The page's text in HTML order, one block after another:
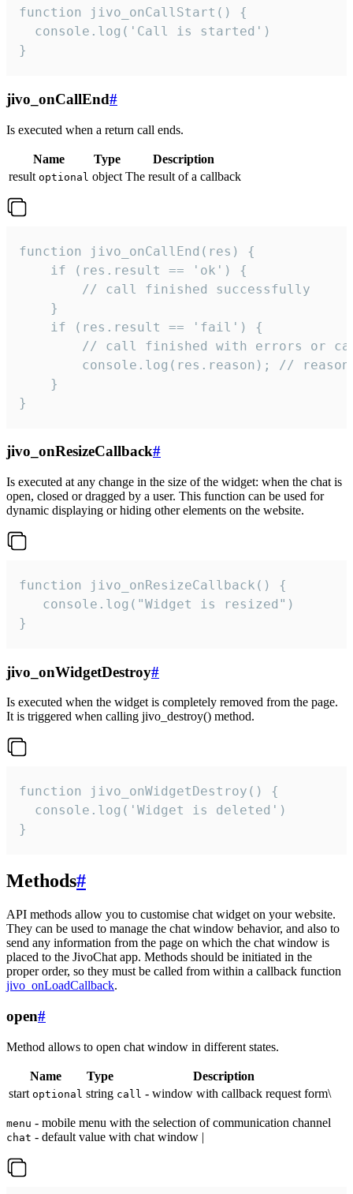
function jivo_onCallStart() {
  console.log('Call is started')
}
jivo_onCallEnd#
Is executed when a return call ends.
Name Type
Description
result optional object The result of a callback
function jivo_onCallEnd(res) {
    if (res.result == 'ok') {
        // call finished successfully
    }
    if (res.result == 'fail') {
// call finished with errors or
console.log(res.reason); //
    }
}
jivo_onResizeCallback#
Is executed at any change in the size of the widget: when the chat is
open, closed or dragged by a user. This function can be used for
dynamic displaying or hiding other elements on the website.
function jivo_onResizeCallback() {
   console.log("Widget is resized")
}
jivo_onWidgetDestroy#
Is executed when the widget is completely removed from the page.
It is triggered when calling jivo_destroy() method.
function jivo_onWidgetDestroy() {
  console.log('Widget is deleted')
}
Methods#
API methods allow you to customise chat widget on your website.
They can be used to manage the chat window behavior, and also to
send any information from the page on which the chat window is
placed to the JivoChat app. Methods should be initiated in the
proper order, so they must be called from within a callback function
jivo_onLoadCallback.
open#
Method allows to open chat window in different states.
Name Type
Description
start optional string call - window with callback request form\
menu - mobile menu with the selection of communication channel
chat - default value with chat window |